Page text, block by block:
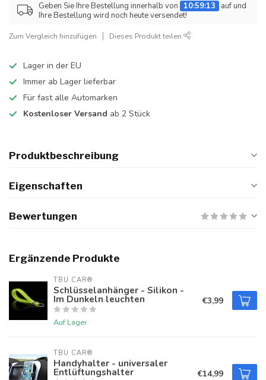
Geben Sie Ihre Bestellung innerhalb von 10:59:13
auf und
Ihre Bestellung wird noch heute versendet!
Zum Vergleich hinzufügen Dieses Produkt teilen
Lager in der EU
Immer ab Lager lieferbar
Für fast alle Automarken
Kostenloser Versand ab 2 Stück
Produktbeschreibung
Eigenschaften
Bewertungen
Ergänzende Produkte
TBU CAR®
Schlüsselanhänger - Silikon -
Im Dunkeln leuchten
Auf Lager
€3,99
TBU CAR®
Handyhalter - universaler
Entlüftungshalter €14,99